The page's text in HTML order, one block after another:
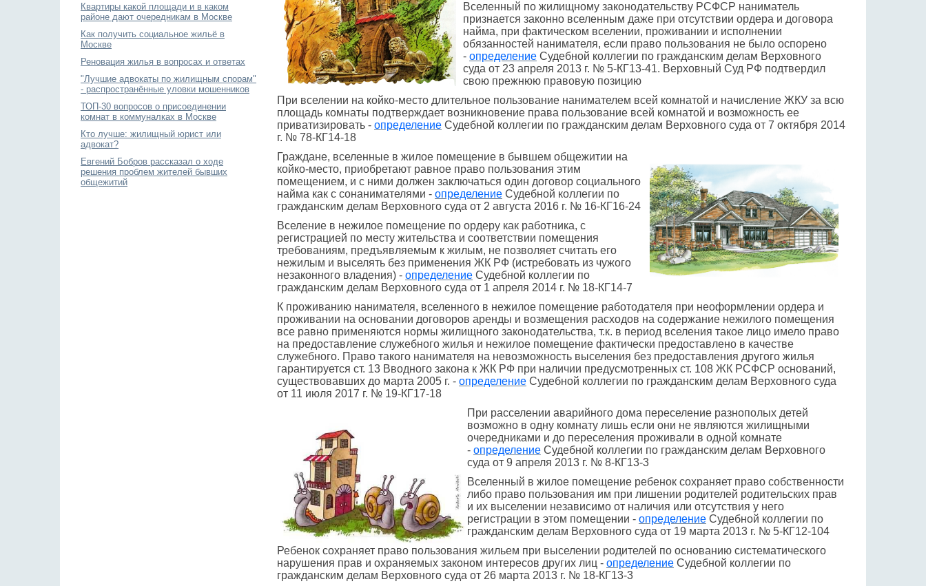
Квартиры какой площади и в каком
районе дают очередникам в Москве
Как получить социальное жильё в
Москве
Реновация жилья в вопросах и ответах
"Лучшие адвокаты по жилищным спорам"
- распространённые уловки мошенников
ТОП-30 вопросов о присоединении
комнат в коммуналках в Москве
Кто лучше: жилищный юрист или
адвокат?
Евгений Бобров рассказал о ходе
решения проблем жителей бывших
общежитий
Вселенный по жилищному законодательству РСФСР наниматель
признается законно вселенным даже при отсутствии ордера и договора
найма, при фактическом вселении, проживании и исполнении
обязанностей нанимателя, если право пользования не было оспорено
- определение Судебной коллегии по гражданским делам Верховного
суда от 23 апреля 2013 г. № 5-КГ13-41. Верховный Суд РФ подтвердил
свою прежнюю правовую позицию
При вселении на койко-место длительное пользование нанимателем всей комнатой и начисление ЖКУ за всю
площадь комнаты подтверждает возникновение права пользование всей комнатой и возможность ее
приватизировать - определение Судебной коллегии по гражданским делам Верховного суда от 7 октября 2014
г. № 78-КГ14-18
Граждане, вселенные в жилое помещение в бывшем общежитии на
койко-место, приобретают равное право пользования этим
помещением, и с ними должен заключаться один договор социального
найма как с сонанимателями - определение Судебной коллегии по
гражданским делам Верховного суда от 2 августа 2016 г. № 16-КГ16-24
Вселение в нежилое помещение по ордеру как работника, с
регистрацией по месту жительства и соответствии помещения
требованиям, предъявляемым к жилым, не позволяет считать его
нежилым и выселять без применения ЖК РФ (истребовать из чужого
незаконного владения) - определение Судебной коллегии по
гражданским делам Верховного суда от 1 апреля 2014 г. № 18-КГ14-7
К проживанию нанимателя, вселенного в нежилое помещение работодателя при неоформлении ордера и
проживании на основании договоров аренды и возмещения расходов на содержание нежилого помещения
все равно применяются нормы жилищного законодательства, т.к. в период вселения такое лицо имело право
на предоставление служебного жилья и нежилое помещение фактически предоставлено в качестве
служебного. Право такого нанимателя на невозможность выселения без предоставления другого жилья
гарантируется ст. 13 Вводного закона к ЖК РФ при наличии предусмотренных ст. 108 ЖК РСФСР оснований,
существовавших до марта 2005 г. - определение Судебной коллегии по гражданским делам Верховного суда
от 11 июля 2017 г. № 19-КГ17-18
При расселении аварийного дома переселение разнополых детей
возможно в одну комнату лишь если они не являются жилищными
очередниками и до переселения проживали в одной комнате
- определениеСудебной коллегии по гражданским делам Верховного
суда от 9 апреля 2013 г. № 8-КГ13-3
Вселенный в жилое помещение ребенок сохраняет право собственности
либо право пользования им при лишении родителей родительских прав
и их выселении независимо от наличия или отсутствия у него
регистрации в этом помещении - определениеСудебной коллегии по
гражданским делам Верховного суда от 19 марта 2013 г. № 5-КГ12-104
Ребенок сохраняет право пользования жильем при выселении родителей по основанию систематического
нарушения прав и охраняемых законом интересов других лиц - определение Судебной коллегии по
гражданским делам Верховного суда от 26 марта 2013 г. № 18-КГ13-3